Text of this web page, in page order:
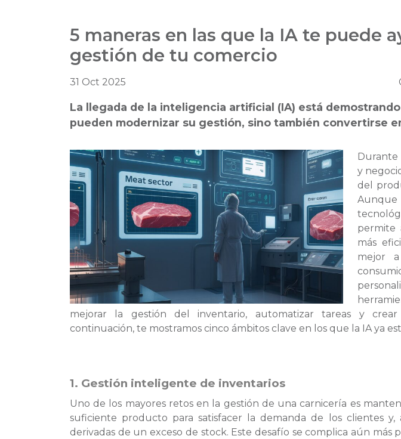
5 maneras en las que la IA te puede
gestión de tu comercio
31 Oct 2025
La llegada de la inteligencia artificial (IA) está
pueden modernizar su gestión, sino también convertirse
Durante
y
del
Aunque
permite
más
mejor
mejorar la gestión del inventario, automatizar tareas y crear
continuación, te mostramos cinco ámbitos clave en los que la IA ya
1. Gestión inteligente de inventarios
Uno de los mayores retos en la gestión de una carnicería es
suficiente producto para satisfacer la demanda de los clientes y,
derivadas de un exceso de stock. Este desafío se complica aún